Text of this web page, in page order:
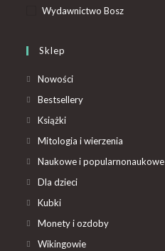
Wydawnictwo Bosz
Sklep
Nowości
Bestsellery
Książki
Mitologia i wierzenia
Naukowe i popularnonaukowe
Dla dzieci
Kubki
Monety i ozdoby
Wikingowie